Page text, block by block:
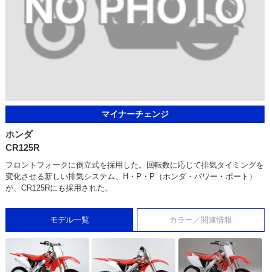
マイナーチェンジ
ホンダ
CR125R
フロントフォークに倒立式を採用した。回転数に応じて排気タイミングを
変化させる新しい排気システム、H・P・P（ホンダ・パワー・ポート）
が、CR125Rにも採用された。
モデル一覧 カラー／関連情報